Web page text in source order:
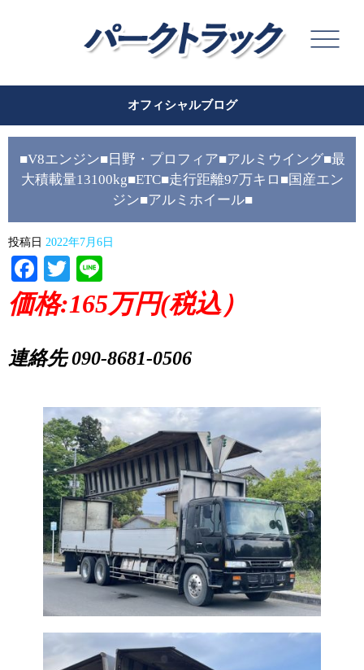
オフィシャルブログ
■V8エンジン■日野・プロフィア■アルミウイング■最
大積載量13100kg■ETC■走行距離97万キロ■国産エン
ジン■アルミホイール■
投稿日 2022年7月6日
Facebook
Twitter
価格:165万円(税込）
連絡先 090-8681-0506